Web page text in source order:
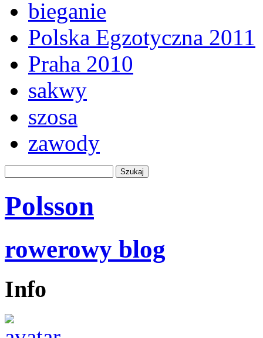
bieganie
Polska Egzotyczna 2011
Praha 2010
sakwy
szosa
zawody
Polsson
rowerowy blog
Info